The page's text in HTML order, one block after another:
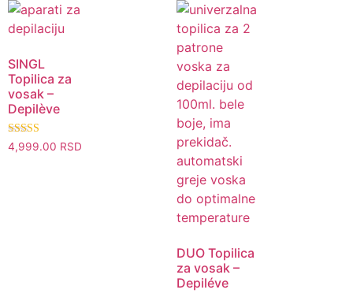
SINGL
Topilica za
vosak –
Depilève
Ocenjeno sa
5.00
4,999.00 RSD
DUO Topilica
za vosak –
Depiléve